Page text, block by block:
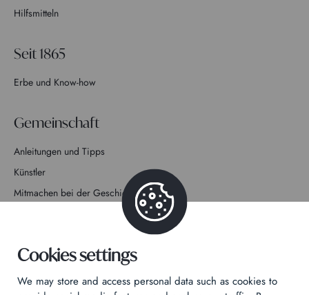
Hilfsmitteln
Seit 1865
Erbe und Know-how
Gemeinschaft
Anleitungen und Tipps
Künstler
Mitmachen bei der Geschichte
Cookies settings
We may store and access personal data such as cookies to